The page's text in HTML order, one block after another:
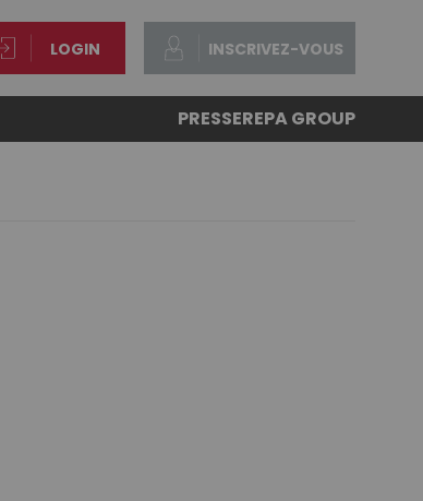
LOGIN INSCRIVEZ-VOUS
PRESSEREPA GROUP